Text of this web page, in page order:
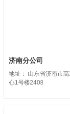
济南分公司
地址： 山东省济南市
心1号楼2408